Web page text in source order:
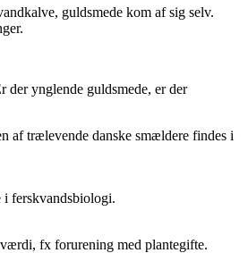
guldsmede kom af sig selv.
der ynglende guldsmede, er der
af trælevende danske smældere findes i
i ferskvandsbiologi.
fx forurening med plantegifte.